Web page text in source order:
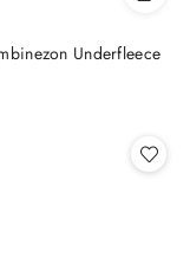
Underfleece